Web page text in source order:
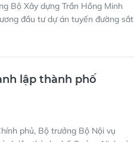
Bộ Xây dựng Trần Hồng Minh
đầu tư dự án tuyến đường sắt
lập thành phố
phủ, Bộ trưởng Bộ Nội vụ